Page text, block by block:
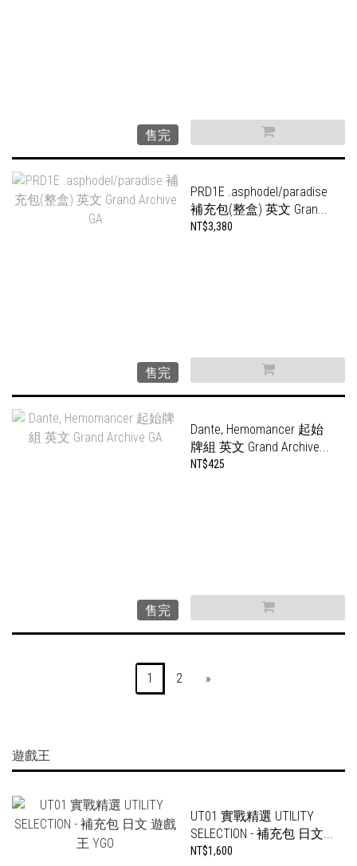
售完
售完
PRD1E .asphodel/paradise
補充包(整盒) 英文 Gran...
NT$3,380
售完
Dante, Hemomancer 起始
牌組 英文 Grand Archive...
NT$425
1 2 »
遊戲王
UT01 實戰精選 UTILITY
SELECTION - 補充包 日文...
NT$1,600